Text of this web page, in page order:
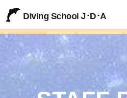
Diving School J･D･A